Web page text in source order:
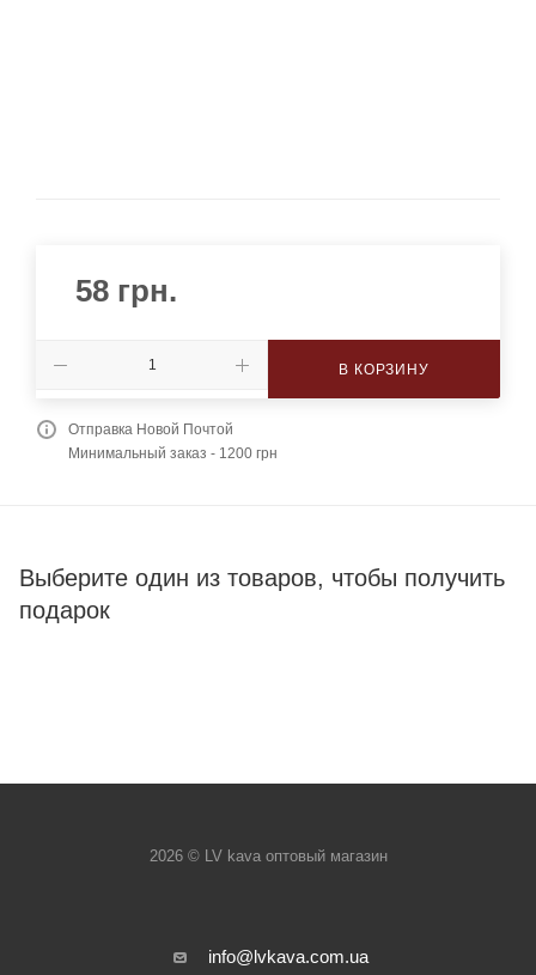
58 грн.
В КОРЗИНУ
Отправка Новой Почтой
Минимальный заказ - 1200 грн
Выберите один из товаров, чтобы получить
подарок
2026 © LV kava оптовый магазин
info@lvkava.com.ua